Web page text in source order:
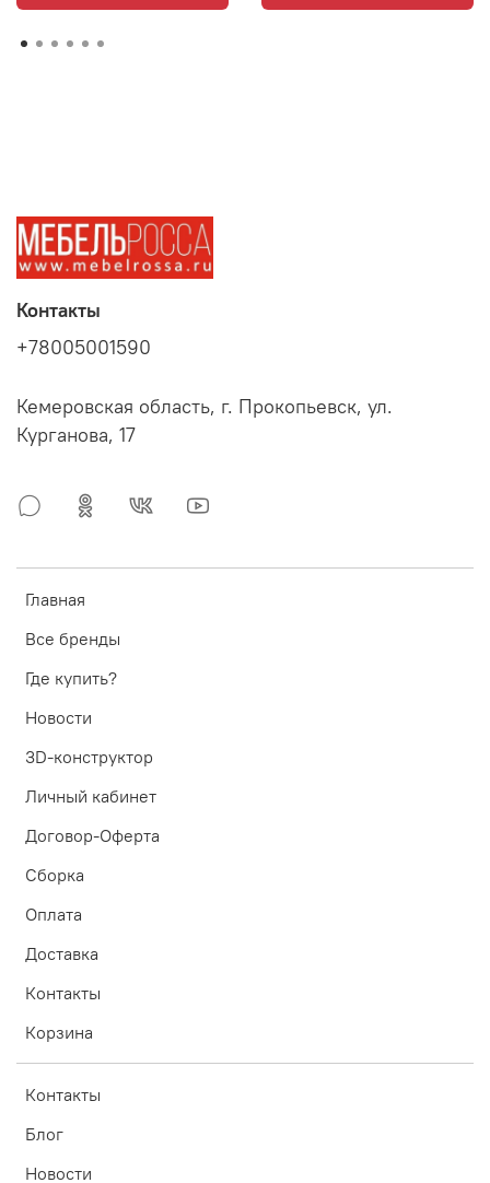
Главная
Все бренды
Где купить?
Новости
3D-конструктор
Личный кабинет
Договор-Оферта
Сборка
Оплата
Доставка
Контакты
Корзина
Контакты
Блог
Новости
Контакты
+78005001590
Кемеровская область, г. Прокопьевск, ул.
Курганова, 17